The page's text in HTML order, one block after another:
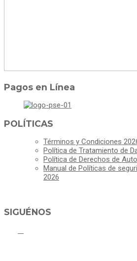
Pagos en Línea
POLÍTICAS
Términos y Condiciones
Política de Tratamiento de
Política de Derechos de
Manual de Políticas de
2026
SIGUÉNOS